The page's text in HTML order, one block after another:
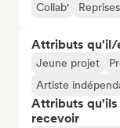
Collab' Reprises
Attributs qu'il/
Jeune projet
Artiste
Attributs qu'ils
recevoir